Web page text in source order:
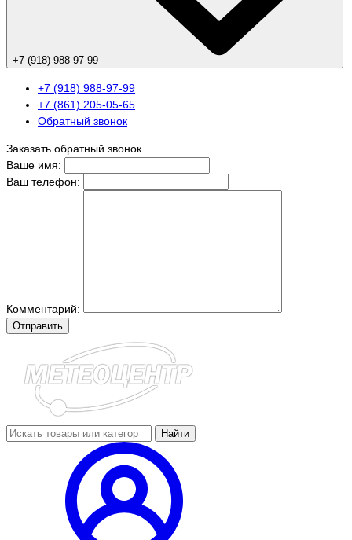
+7 (918) 988-97-99
+7 (918) 988-97-99
+7 (861) 205-05-65
Обратный звонок
Заказать обратный звонок
Ваше имя:
Ваш телефон:
Комментарий:
Отправить
Найти